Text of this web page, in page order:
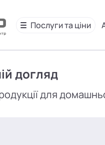
Послуги та ціни
догляд
для